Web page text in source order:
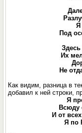
Я
Под
Их
Не
Как видим, разница в
добавил к ней строки,
Я
Всюду
И от
Я по